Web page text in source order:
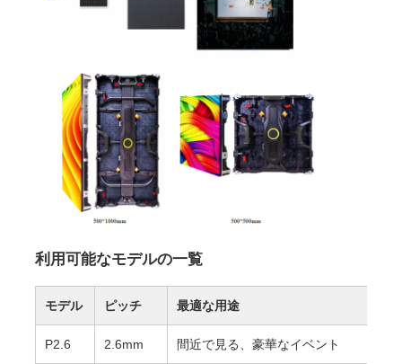
私たちについて
工場見学
ニュース
利用可能なモデルの一覧
モデル ピッチ 最適な用途
P2.6 2.6mm 間近で見る、豪華なイベント